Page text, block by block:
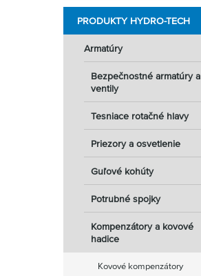
PRODUKTY HYDRO-TECH
Armatúry
Bezpečnostné armatúry a
ventily
Tesniace rotačné hlavy
Priezory a osvetlenie
Guľové kohúty
Potrubné spojky
Kompenzátory a kovové
hadice
Kovové kompenzátory